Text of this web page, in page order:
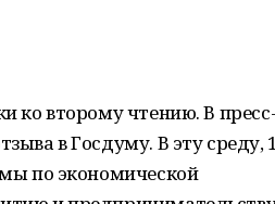
ко второму чтению. В пресс-
в Госдуму. В эту среду,
по экономической